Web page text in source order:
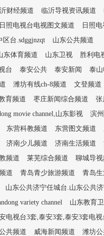
财经频道 临沂导视资讯频道
日照电视台电视图文频道 日照
台.sdggjnzqt
山东公共频道
东体育频道 山东卫视 胜利电
台 泰安公共 泰安新闻
泰
潍坊有线ch-8频道 文登频道
育频道 枣庄新闻综合频道 张
movie channel,山东影视 滨
东营科教频道 东营图文频道
济南少儿频道 济南生活频道
频道 莱芜综合频道 聊城导
道 青岛青少旅游频道 青岛
山东公共济宁任城台.山东公共
variety channel 山东教育
电视台3套,泰安3套,泰安3套电视
共频道 威海新闻频道 潍坊